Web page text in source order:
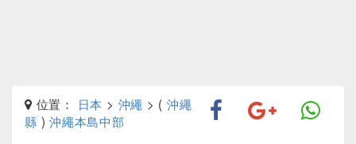
位置： 日本 > 沖繩 > ( 沖繩
縣 )沖繩本島中部